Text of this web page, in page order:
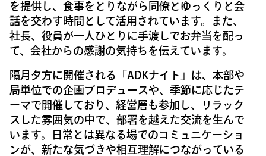
を提供し、食事をとりながら同僚とゆっくりと会
話を交わす時間として活用されています。また、
社長、役員が一人ひとりに手渡しでお弁当を配っ
て、会社からの感謝の気持ちを伝えています。
隔月夕方に開催される「ADKナイト」は、本部や
局単位での企画プロデュースや、季節に応じたテ
ーマで開催しており、経営層も参加し、リラック
スした雰囲気の中で、部署を越えた交流を生んで
います。日常とは異なる場でのコミュニケーショ
ンが、新たな気づきや相互理解につながっている